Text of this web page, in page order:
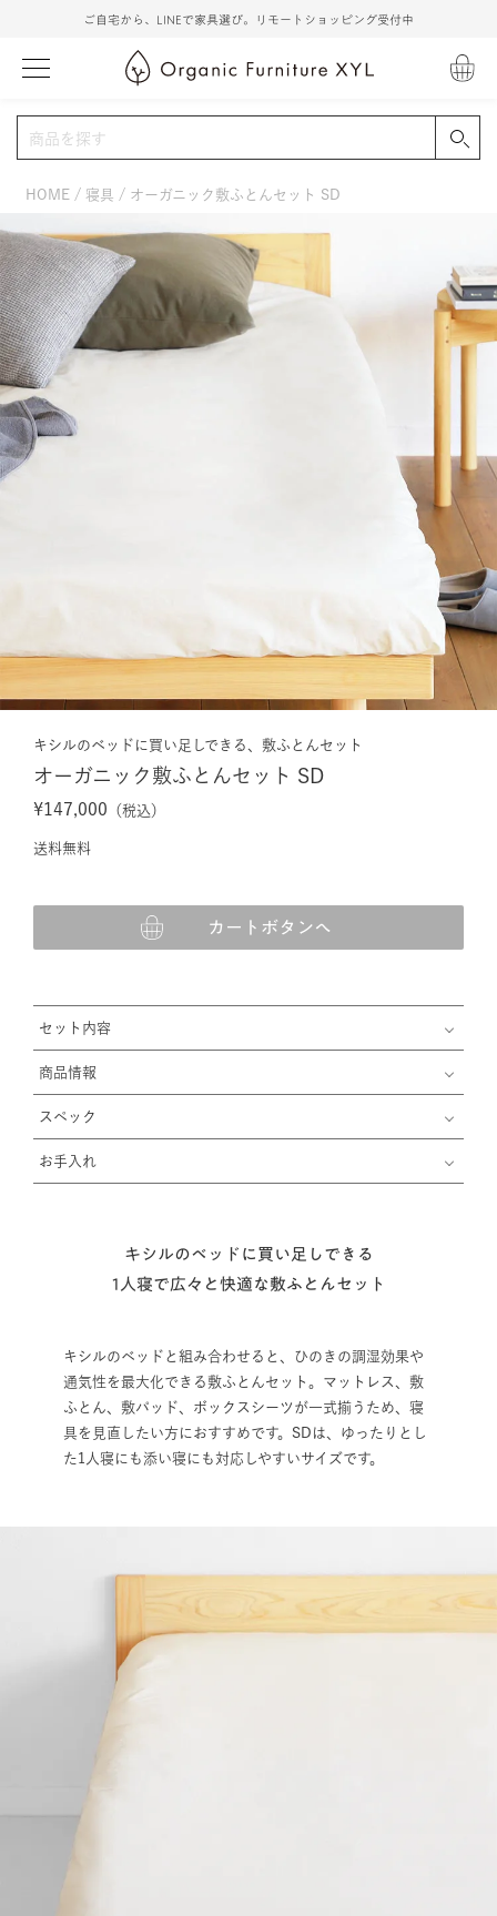
ご自宅から、LINEで家具選び。リモートショッピング受付中
HOME 寝具 オーガニック敷ふとんセット SD
キシルのベッドに買い足しできる、敷ふとんセット
オーガニック敷ふとんセット SD
¥147,000 （税込）
送料無料
カートボタンへ
セット内容
商品情報
スペック
お手入れ
キシルのベッドに買い足しできる
1人寝で広々と快適な敷ふとんセット
キシルのベッドと組み合わせると、ひのきの調湿効果や
通気性を最大化できる敷ふとんセット。マットレス、敷
ふとん、敷パッド、ボックスシーツが一式揃うため、寝
具を見直したい方におすすめです。SDは、ゆったりとし
た1人寝にも添い寝にも対応しやすいサイズです。